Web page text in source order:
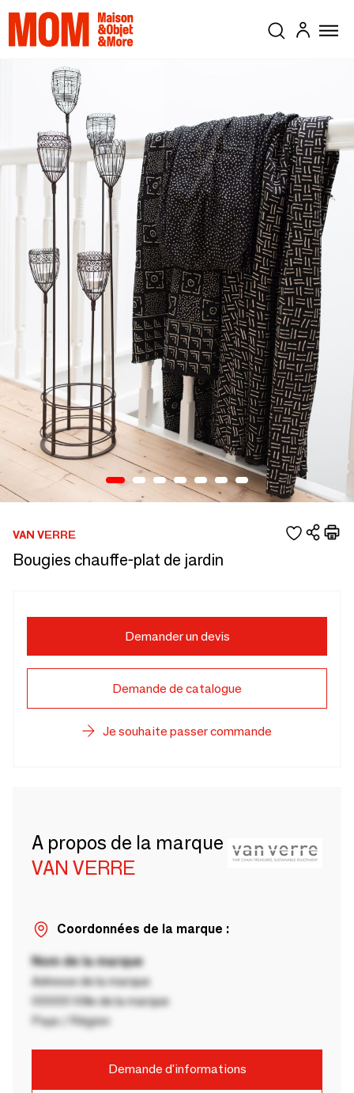
VAN VERRE
Bougies chauffe-plat de jardin
Demander un devis
Demande de catalogue
Je souhaite passer commande
A propos de la marque
VAN VERRE
Coordonnées de la marque :
Nom de la marque
Adresse de la marque
00000 Ville de la marque
Pays / Région
Demande d'informations